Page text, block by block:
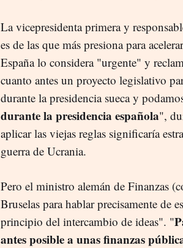
La vicepresidenta primera y
es de las que más presiona para
España lo considera "urgente" y
cuanto antes un proyecto legislativo
durante la presidencia sueca y
durante la presidencia española",
aplicar las viejas reglas significaría
guerra de Ucrania.
Pero el ministro alemán de Finanzas
Bruselas para hablar precisamente de
principio del intercambio de ideas". "
antes posible a unas finanzas